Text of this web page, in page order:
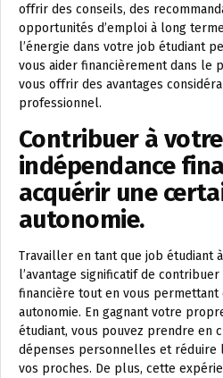
offrir des conseils, des
opportunités d’emploi à long
l’énergie dans votre job étudiant
vous aider financièrement dans le
vous offrir des avantages
professionnel.
Contribuer à votre
indépendance
acquérir une
autonomie.
Travailler en tant que job étudiant
l’avantage significatif de
financière tout en vous permettant
autonomie. En gagnant votre
étudiant, vous pouvez prendre en
dépenses personnelles et réduire
vos proches. De plus, cette